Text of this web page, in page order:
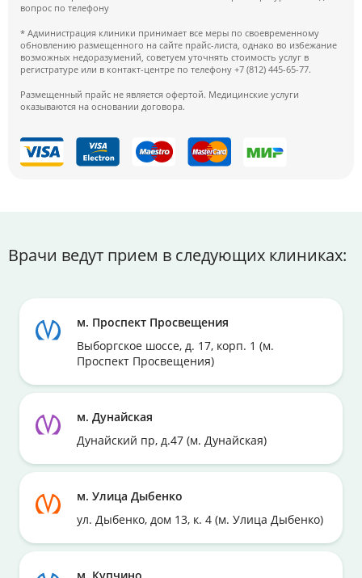
вопрос по телефону
* Администрация клиники принимает все меры по своевременному
обновлению размещенного на сайте прайс-листа, однако во избежание
возможных недоразумений, советуем уточнять стоимость услуг в
регистратуре или в контакт-центре по телефону +7 (812) 445-65-77.
Размещенный прайс не является офертой. Медицинские услуги
оказываются на основании договора.
Врачи ведут прием в следующих клиниках:
м. Проспект Просвещения
Выборгское шоссе, д. 17, корп. 1 (м.
Проспект Просвещения)
м. Дунайская
Дунайский пр, д.47 (м. Дунайская)
м. Улица Дыбенко
ул. Дыбенко, дом 13, к. 4 (м. Улица Дыбенко)